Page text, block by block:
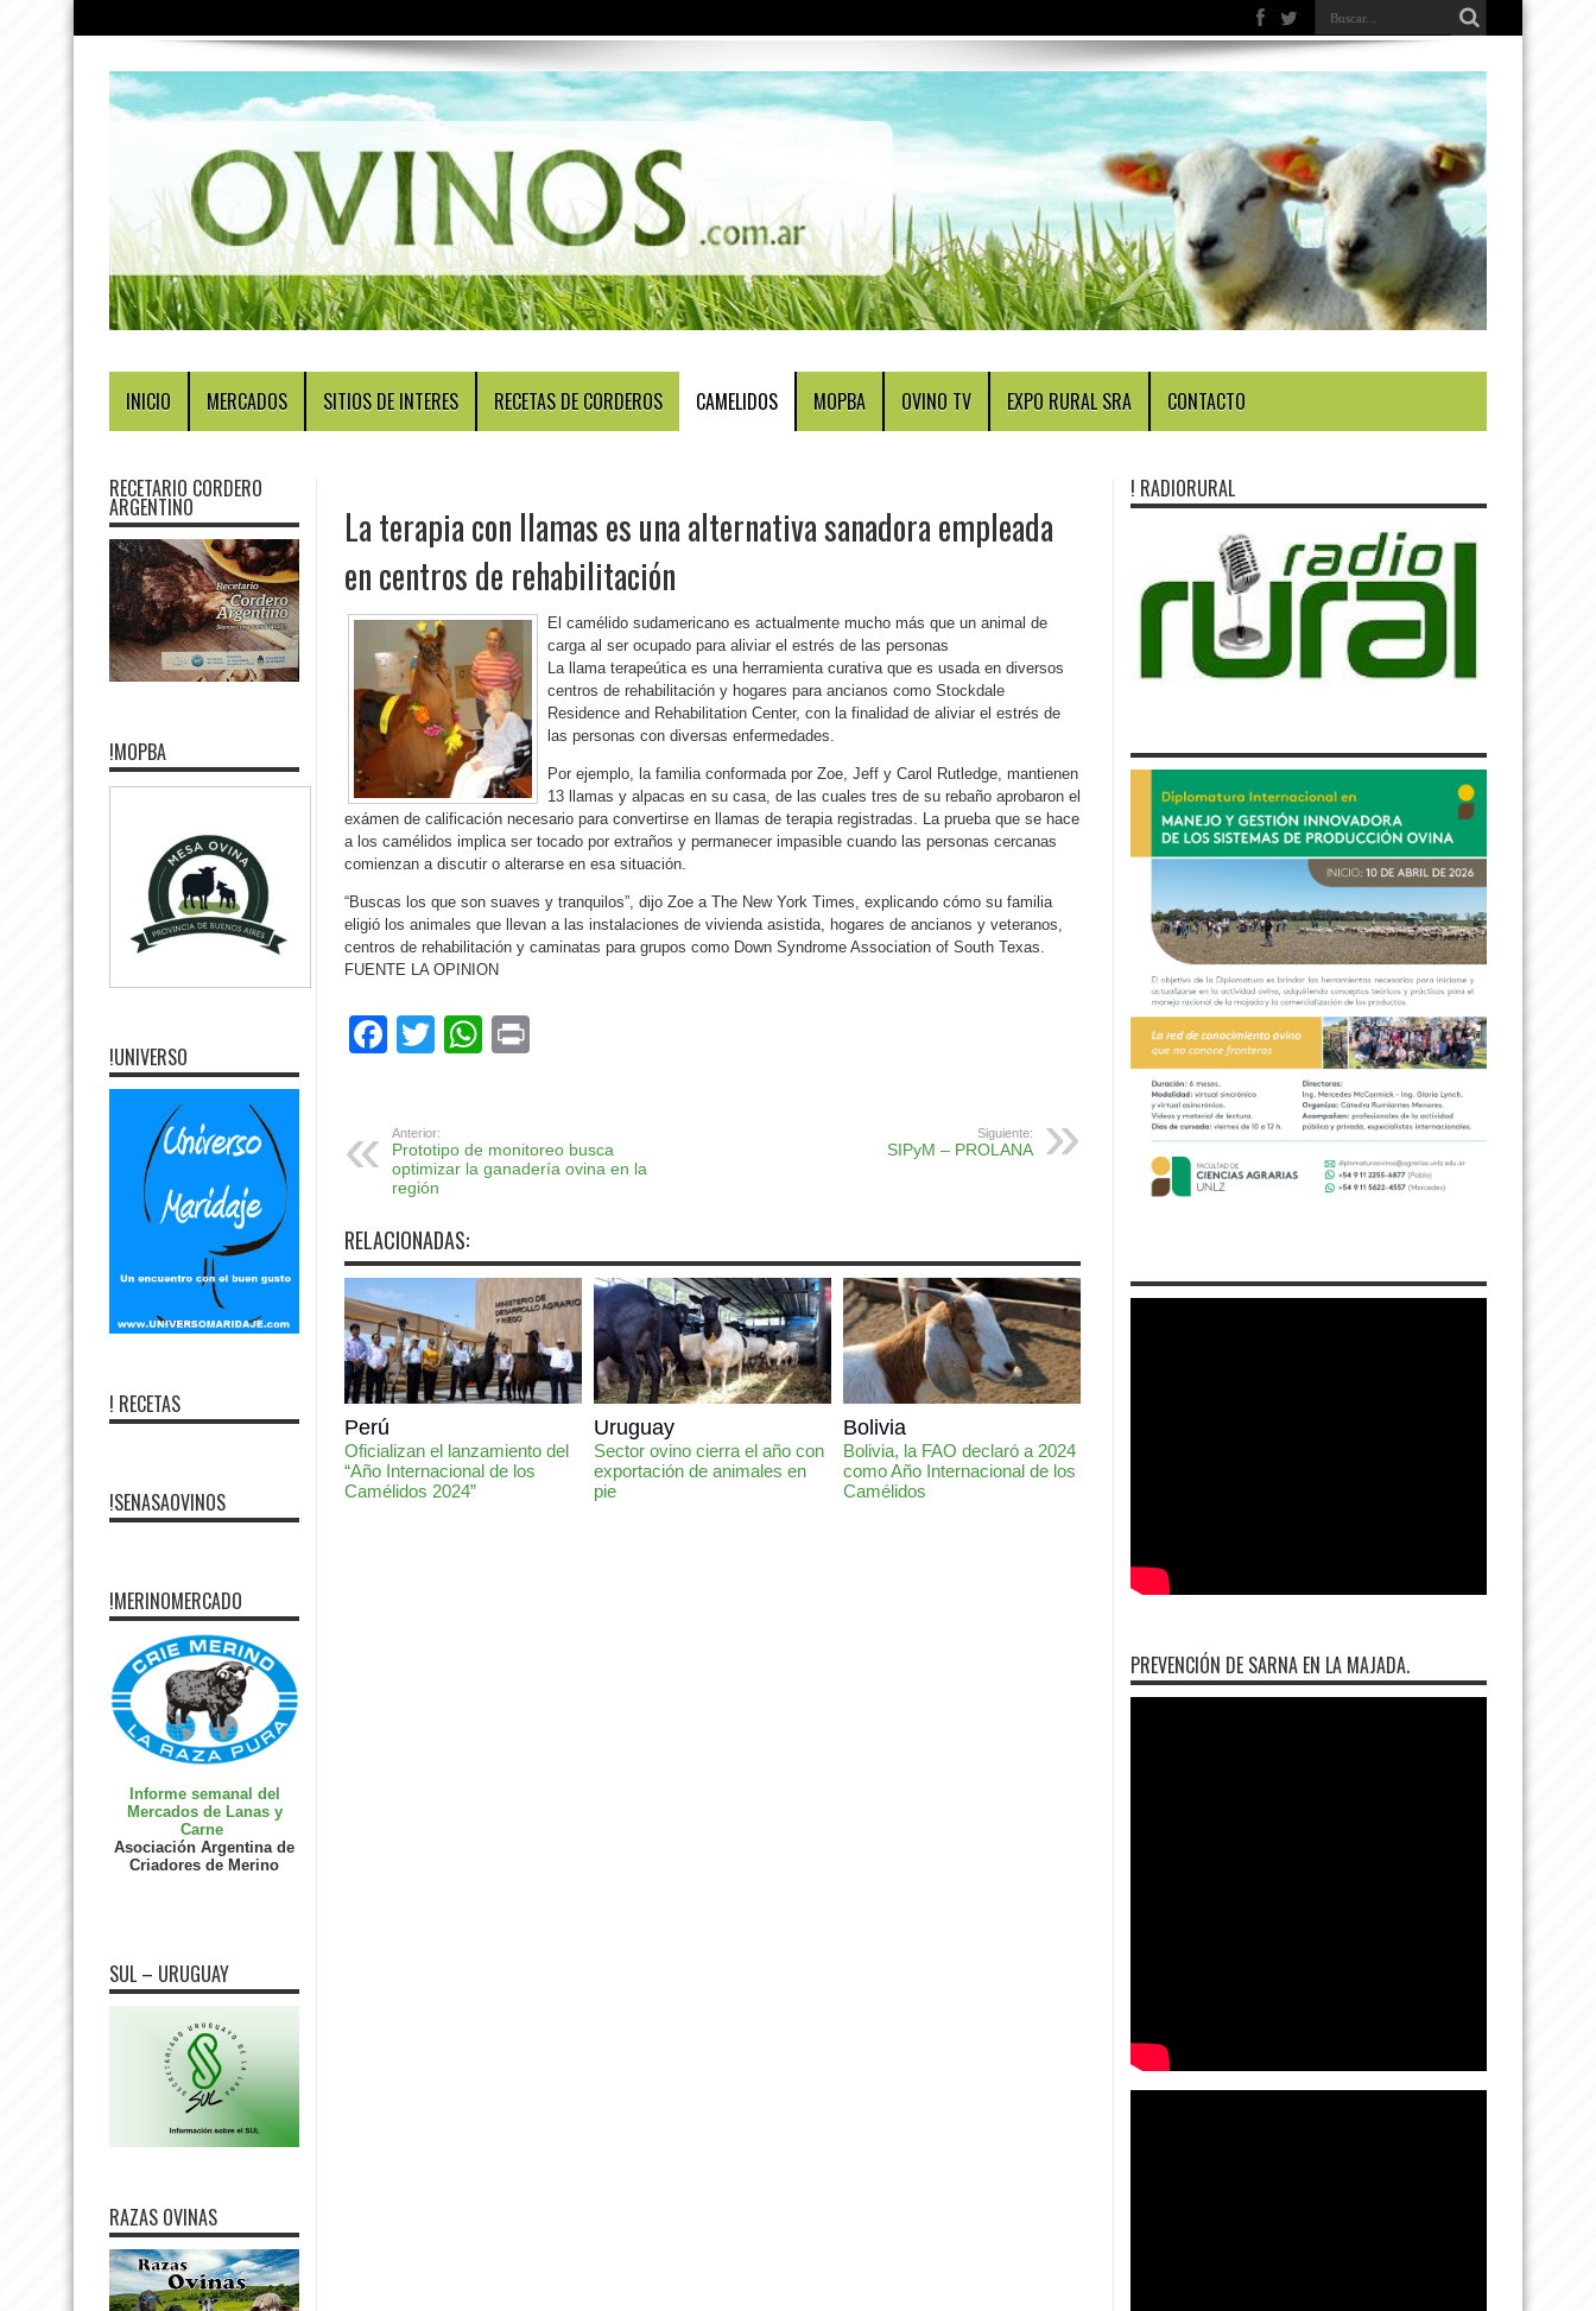
INICIO MERCADOS SITIOS DE INTERES RECETAS DE CORDEROS CAMELIDOS MOPBA OVINO TV EXPO RURAL SRA CONTACTO
La terapia con llamas es una alternativa sanadora empleada
en centros de rehabilitación
El camélido sudamericano es actualmente mucho más que un animal de
carga al ser ocupado para aliviar el estrés de las personas
La llama terapeútica es una herramienta curativa que es usada en diversos
centros de rehabilitación y hogares para ancianos como Stockdale
Residence and Rehabilitation Center, con la finalidad de aliviar el estrés de
las personas con diversas enfermedades.
Por ejemplo, la familia conformada por Zoe, Jeff y Carol Rutledge, mantienen
13 llamas y alpacas en su casa, de las cuales tres de su rebaño aprobaron el
exámen de calificación necesario para convertirse en llamas de terapia registradas. La prueba que se hace
a los camélidos implica ser tocado por extraños y permanecer impasible cuando las personas cercanas
comienzan a discutir o alterarse en esa situación.
“Buscas los que son suaves y tranquilos”, dijo Zoe a The New York Times, explicando cómo su familia
eligió los animales que llevan a las instalaciones de vivienda asistida, hogares de ancianos y veteranos,
centros de rehabilitación y caminatas para grupos como Down Syndrome Association of South Texas.
FUENTE LA OPINION
Facebook
TwitterWhatsApp
Anterior:
Prototipo de monitoreo busca
optimizar la ganadería ovina en la
región
Siguiente:
SIPyM – PROLANA
RELACIONADAS:
Perú
Oficializan el lanzamiento del
“Año Internacional de los
Camélidos 2024”
Uruguay
Sector ovino cierra el año con
exportación de animales en
pie
Bolivia
Bolivia, la FAO declaró a 2024
como Año Internacional de los
Camélidos
RECETARIO CORDERO
ARGENTINO
!MOPBA
!UNIVERSO
! RECETAS
!SENASAOVINOS
!MERINOMERCADO
Informe semanal del
Mercados de Lanas y
Carne
Asociación Argentina de
Criadores de Merino
SUL – URUGUAY
RAZAS OVINAS
! RADIORURAL
PREVENCIÓN DE SARNA EN LA MAJADA.